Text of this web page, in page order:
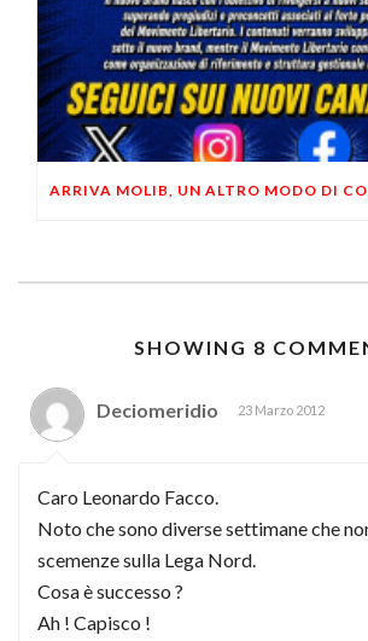
SHOWING 8
Deciomeridio 23 Marzo 2012
Caro Leonardo Facco.
Noto che sono diverse settimane che
scemenze sulla Lega Nord.
Cosa è successo ?
Ah ! Capisco !